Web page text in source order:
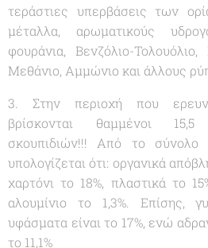
τεράστιες υπερβάσεις των
μέταλλα, αρωματικούς
φουράνια, Βενζόλιο-
Μεθάνιο, Αμμώνιο και άλλους
3. Στην περιοχή που
βρίσκονται θαμμένοι 15,5
σκουπιδιών!!! Από το σύνολο
υπολογίζεται ότι: οργανικά
χαρτόνι το 18%, πλαστικά το
αλουμίνιο το 1,3%. Επίσης,
υφάσματα είναι το 17%, ενώ
το 11,1%